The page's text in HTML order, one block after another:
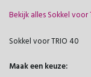
Bekijk alles Sokkel voor
Sokkel voor TRIO 40
Maak een keuze: